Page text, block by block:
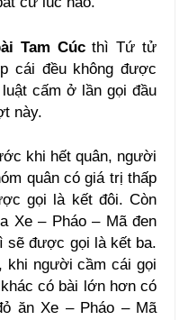
Tam Cúcthì Tứ tử
cái đều không được
cấm ở lần gọi đầu
này.
khi hết quân, người
quân có giá trị thấp
gọi là kết đôi. Còn
Xe – Pháo – Mã đen
sẽ được gọi là kết ba.
khi người cầm cái gọi
có bài lớn hơn có
ăn Xe – Pháo – Mã